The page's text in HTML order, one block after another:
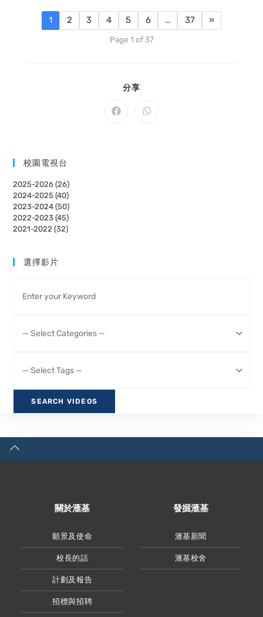
1 2 3 4 5 6 … 37 »
Page 1 of 37
分享
CONTENT
Opens
Opens
校園電視台
2025-2026 (26)
2024-2025 (40)
2023-2024 (50)
2022-2023 (45)
2021-2022 (32)
選擇影片
關於滙基
願景及使命
校長的話
計劃及報告
招標與招聘
發掘滙基
滙基新聞
滙基校舍